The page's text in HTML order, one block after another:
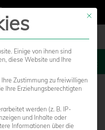
Mit
Einige von ihnen sind
diese Website und Ihre
Zustimmung zu freiwilligen
Ihre Erziehungsberechtigten
werden (z. B. IP-
und Inhalte oder
Informationen über die